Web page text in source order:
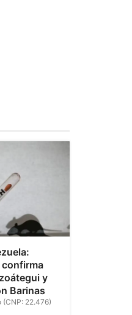
y
Barinas
(CNP: 22.476)